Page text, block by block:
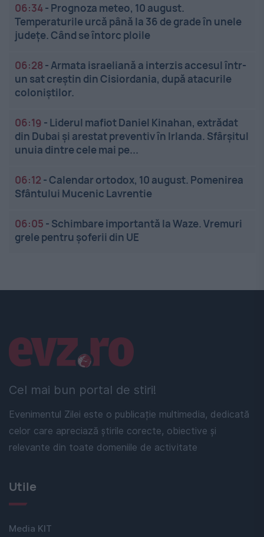
06:34- Prognoza meteo, 10 august.
Temperaturile urcă până la 36 de grade în unele
județe. Când se întorc ploile
06:28 - Armata israeliană a interzis accesul într-
un sat creștin din Cisiordania, după atacurile
coloniștilor.
06:19 - Liderul mafiot Daniel Kinahan, extrădat
din Dubai și arestat preventiv în Irlanda. Sfârșitul
unuia dintre cele mai pe...
06:12 -Calendar ortodox, 10 august. Pomenirea
Sfântului Mucenic Lavrentie
06:05 - Schimbare importantă la Waze. Vremuri
grele pentru șoferii din UE
Cel mai bun portal de stiri!
Evenimentul Zilei este o publicație multimedia, dedicată
celor care apreciază știrile corecte, obiective și
relevante din toate domeniile de activitate
Linkuri utile
Utile
Media KIT